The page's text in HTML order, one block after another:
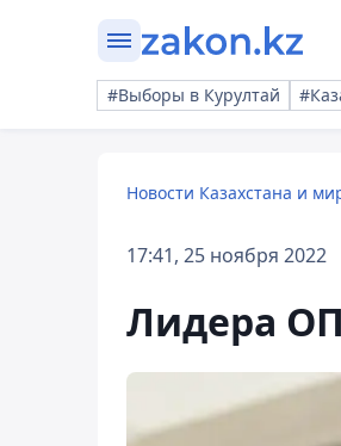
#Выборы в Курултай
Новости Казахстана и
17:41, 25 ноября 2022
Лидера